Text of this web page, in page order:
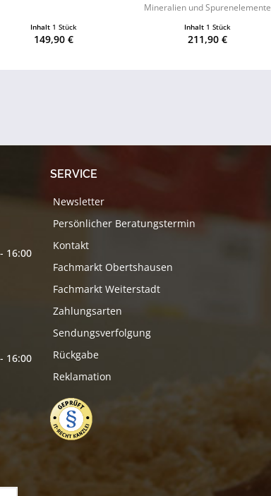
Inhalt 1 Stück
149,90 €
Mineralien und Spurenelemente
Inhalt 1 Stück
211,90 €
16:00
16:00
SERVICE
Newsletter
Persönlicher Beratungstermin
Kontakt
Fachmarkt Obertshausen
Fachmarkt Weiterstadt
Zahlungsarten
Sendungsverfolgung
Rückgabe
Reklamation